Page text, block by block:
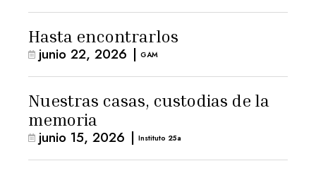
Hasta encontrarlos
junio 22, 2026 | GAM
Nuestras casas, custodias de la
memoria
junio 15, 2026 | Instituto 25a